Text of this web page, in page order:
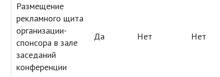
Размещение
рекламного щита
организации-
спонсора в зале
заседаний
конференции
Да Нет Нет